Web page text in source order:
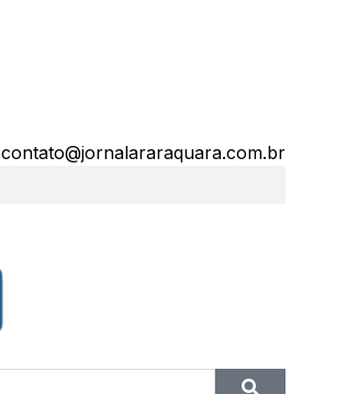
contato@jornalararaquara.com.br